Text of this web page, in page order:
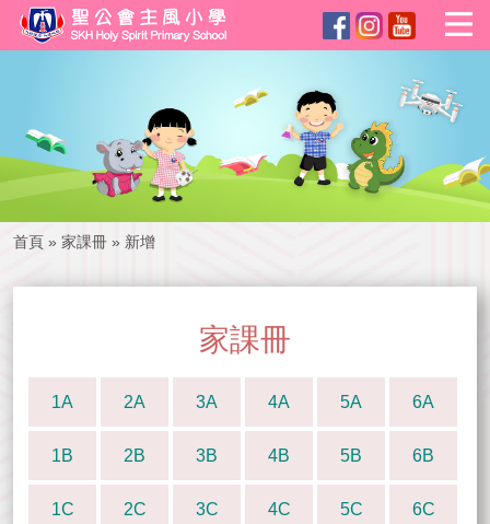
首頁 » 家課冊 » 新增
家課冊
1A 2A 3A 4A 5A 6A
1B 2B 3B 4B 5B 6B
1C 2C 3C 4C 5C 6C